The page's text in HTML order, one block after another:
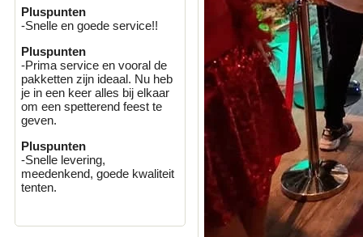
Pluspunten
-Snelle en goede service!!
Pluspunten
-Prima service en vooral de
pakketten zijn ideaal. Nu heb
je in een keer alles bij elkaar
om een spetterend feest te
geven.
Pluspunten
-Snelle levering,
meedenkend, goede kwaliteit
tenten.